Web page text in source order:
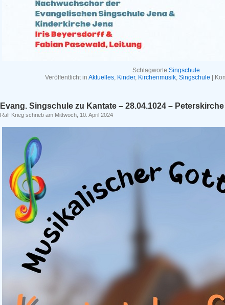
Schlagworte:Singschule
Veröffentlicht in Aktuelles, Kinder, Kirchenmusik, Singschule
Evang. Singschule zu Kantate – 28.04.1024 –
Ralf Krieg schrieb am Mittwoch, 10. April 2024